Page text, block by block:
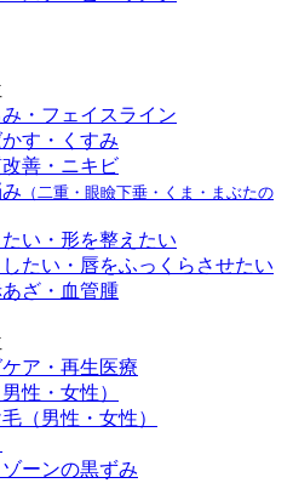
・フェイスライン
す・くすみ
善・ニキビ
（二重・眼瞼下垂・くま・まぶたの
い・形を整えたい
たい・唇をふっくらさせたい
ざ・血管腫
ア・再生医療
性・女性）
（男性・女性）
ーンの黒ずみ